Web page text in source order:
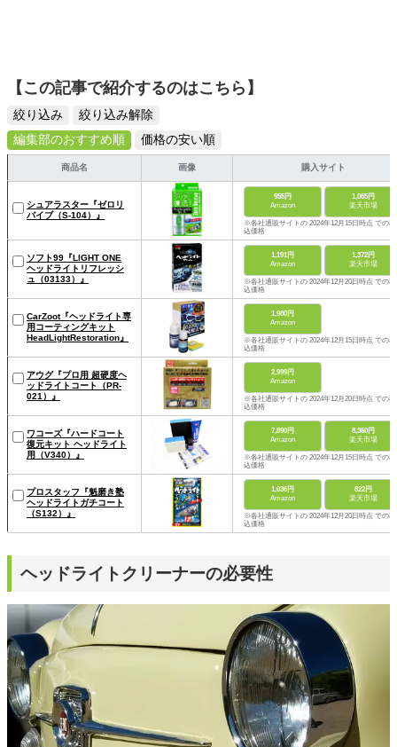
【この記事で紹介するのはこちら】
絞り込み
絞り込み解除
編集部のおすすめ順
価格の安い順
商品名 画像 購入サイト
シュアラスター『ゼロリ
バイブ（S-104）』
955円
Amazon
1,065円
楽天市場
※各社通販サイトの 2024年12月15日時点 での税
込価格
ソフト99『LIGHT ONE
ヘッドライトリフレッシ
ュ（03133）』
1,191円
Amazon
1,372円
楽天市場
※各社通販サイトの 2024年12月20日時点 での税
込価格
CarZoot『ヘッドライト専
用コーティングキット
HeadLightRestoration』
1,980円
Amazon
※各社通販サイトの 2024年12月15日時点 での税
込価格
アウグ『プロ用 超硬度ヘ
ッドライトコート（PR-
021）』
2,999円
Amazon
※各社通販サイトの 2024年12月20日時点 での税
込価格
ワコーズ『ハードコート
復元キット ヘッドライト
用（V340）』
7,890円
Amazon
8,360円
楽天市場
※各社通販サイトの 2024年12月15日時点 での税
込価格
プロスタッフ『魁磨き塾
ヘッドライトガチコート
（S132）』
1,036円
Amazon
822円
楽天市場
※各社通販サイトの 2024年12月20日時点 での税
込価格
ヘッドライトクリーナーの必要性